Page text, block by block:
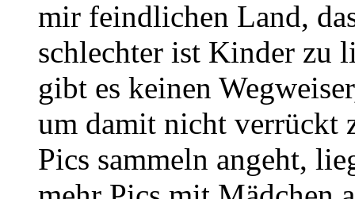
mir feindlichen Land,
schlechter ist Kinder zu
gibt es keinen
um damit nicht verrückt
Pics sammeln angeht,